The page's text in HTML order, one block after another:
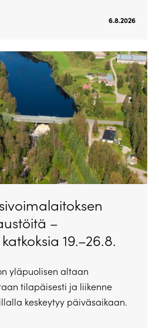
6.8.2026
–
19.–26.8.
yläpuolisen altaan
tilapäisesti ja liikenne
keskeytyy päiväsaikaan.